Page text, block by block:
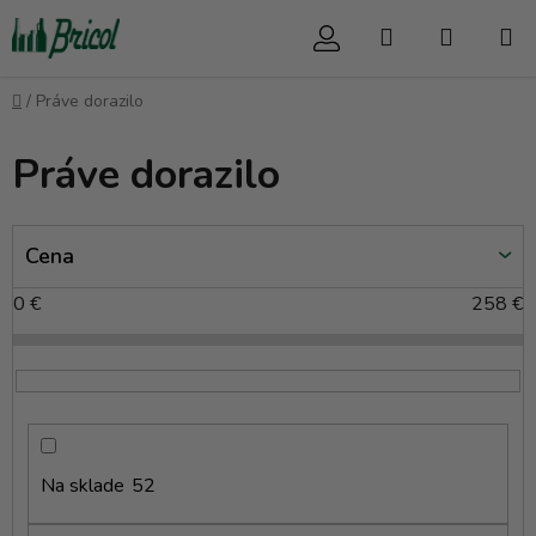
Prejsť
na
obsah
Hľadať
Domov
/ Práve dorazilo
Práve dorazilo
Cena
0 € 258 €
Na sklade 52
V
p
s
p